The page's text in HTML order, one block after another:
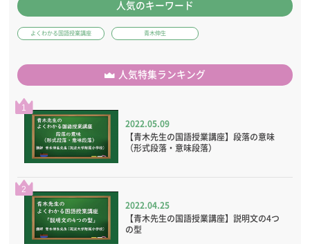
人気のキーワード
よくわかる国語授業講座 青木伸生
人気特集ランキング
1
2022.05.09
【青木先生の国語授業講座】段落の意味
（形式段落・意味段落）
2
2022.04.25
【青木先生の国語授業講座】説明文の4つ
の型